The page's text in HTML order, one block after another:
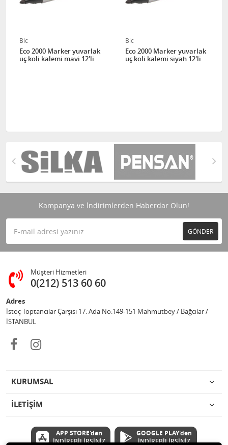
Bic
Eco 2000 Marker yuvarlak
uç koli kalemi mavi 12'li
Bic
Eco 2000 Marker yuvarlak
uç koli kalemi siyah 12'li
Kampanya ve İndirimlerden Haberdar Olun!
GÖNDER
Müşteri Hizmetleri
0(212) 513 60 60
Adres
İstoç Toptancılar Çarşısı 17. Ada No:149-151 Mahmutbey / Bağcılar /
İSTANBUL
KURUMSAL
İLETİŞİM
APP STORE'dan
İNDİREBİLİRSİNİZ
GOOGLE PLAY'den
İNDİREBİLİRSİNİZ